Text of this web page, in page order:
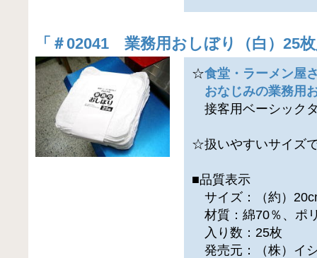
「 ＃02041 業務用おしぼり（白）25
☆食堂・ラーメン屋
おなじみの業務用
接客用ベーシック
☆扱いやすいサイズ
■品質表示
サイズ：（約）
材質：綿70％、ポ
入り数：25枚
発売元：（株）イ